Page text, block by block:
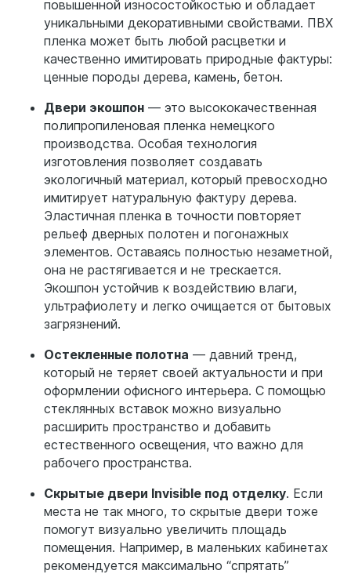
повышенной износостойкостью и обладает
уникальными декоративными свойствами. ПВХ
пленка может быть любой расцветки и
качественно имитировать природные фактуры:
ценные породы дерева, камень, бетон.
Двери экошпон — это высококачественная
полипропиленовая пленка немецкого
производства. Особая технология
изготовления позволяет создавать
экологичный материал, который превосходно
имитирует натуральную фактуру дерева.
Эластичная пленка в точности повторяет
рельеф дверных полотен и погонажных
элементов. Оставаясь полностью незаметной,
она не растягивается и не трескается.
Экошпон устойчив к воздействию влаги,
ультрафиолету и легко очищается от бытовых
загрязнений.
Остекленные полотна — давний тренд,
который не теряет своей актуальности и при
оформлении офисного интерьера. С помощью
стеклянных вставок можно визуально
расширить пространство и добавить
естественного освещения, что важно для
рабочего пространства.
Скрытые двери Invisible под отделку. Если
места не так много, то скрытые двери тоже
помогут визуально увеличить площадь
помещения. Например, в маленьких кабинетах
рекомендуется максимально “спрятать”